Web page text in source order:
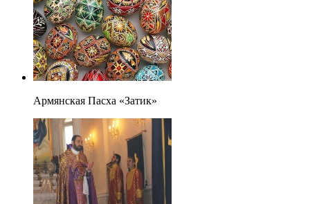
Армянская Пасха «Затик»